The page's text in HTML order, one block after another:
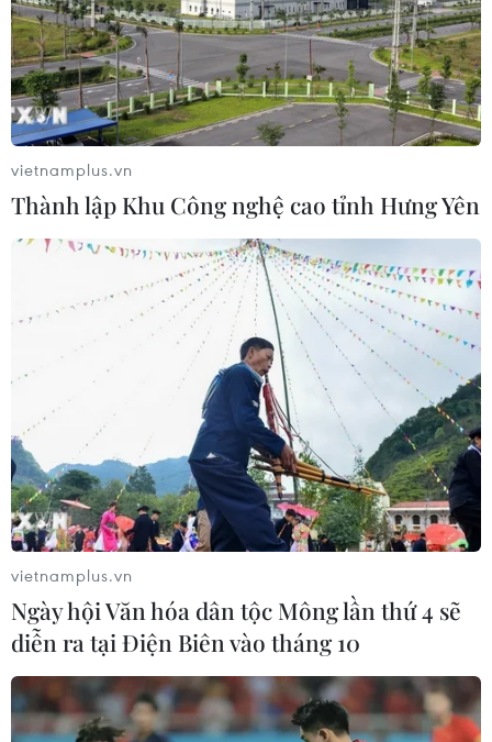
Phát hiện mới giải thích lý do động vật có
vú có thính lực tốt hơn
06/12/2019 07:25
Phát hiện này đã được công bố trên tạp chí Science
ngày 5/12 và được các nhà chuyên môn ca ngợi là một
bước ngoặt trong nghiên cứu cổ sinh học.
Thanh Hóa: Cá heo nặng gần 1 tạ chết dạt
vào bờ biển Hoằng Trường
28/03/2020 04:28
Ngày 27/3, một số người dân địa phương phát hiện
xác cá heo lớn dạt vào bờ biển, theo người dân địa
vietnamplus.vn
Thành lập Khu Công nghệ cao tỉnh Hưng Yên
vietnamplus.vn
Ngày hội Văn hóa dân tộc Mông lần thứ 4 sẽ
diễn ra tại Điện Biên vào tháng 10